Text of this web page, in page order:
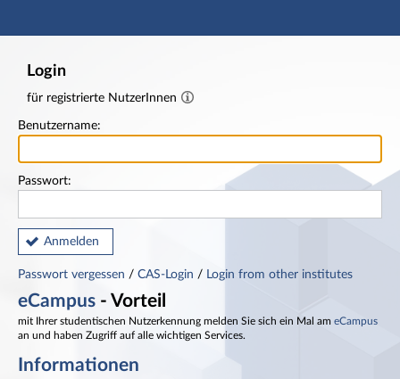
Hauptnavigation
Login
für registrierte NutzerInnen
Benutzername:
Passwort:
Anmelden
Passwort vergessen / CAS-Login / Login from other institutes
eCampus - Vorteil
mit Ihrer studentischen Nutzerkennung melden Sie sich ein Mal am eCampus
an und haben Zugriff auf alle wichtigen Services.
Informationen